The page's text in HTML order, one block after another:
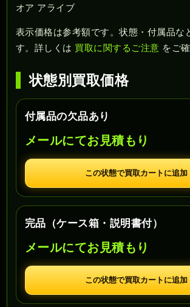
オア アライブ
表示価格は参考額です。状態・付属品な
す。詳しくは 買取に関するご注意 をご
状態別買取価格
付属品の欠品あり
メールにてお見積もり
この状態で買取カートに追加
完品（ケース箱・説明書付）
メールにてお見積もり
この状態で買取カートに追加